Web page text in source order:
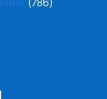
(786)